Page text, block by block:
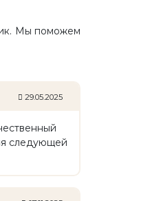
Мы поможем
29.05.2025
следующей